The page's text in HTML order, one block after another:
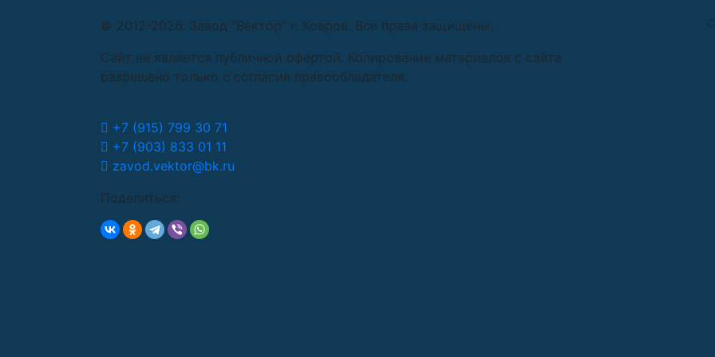
© 2012-2026. Завод "Вектор" г. Ковров. Все права защищены.
Сайт не является публичной офертой. Копирование материалов c сайта
разрешено только с согласия правообладателя.
+7 (915) 799 30 71
+7 (903) 833 01 11
zavod.vektor@bk.ru
Поделиться: